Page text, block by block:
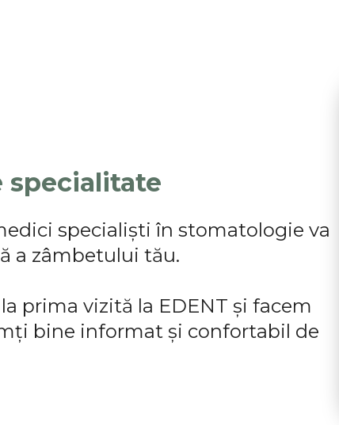
specialitate
specialiști în stomatologie va
a zâmbetului tău.
prima vizită la EDENT și facem
bine informat și confortabil de